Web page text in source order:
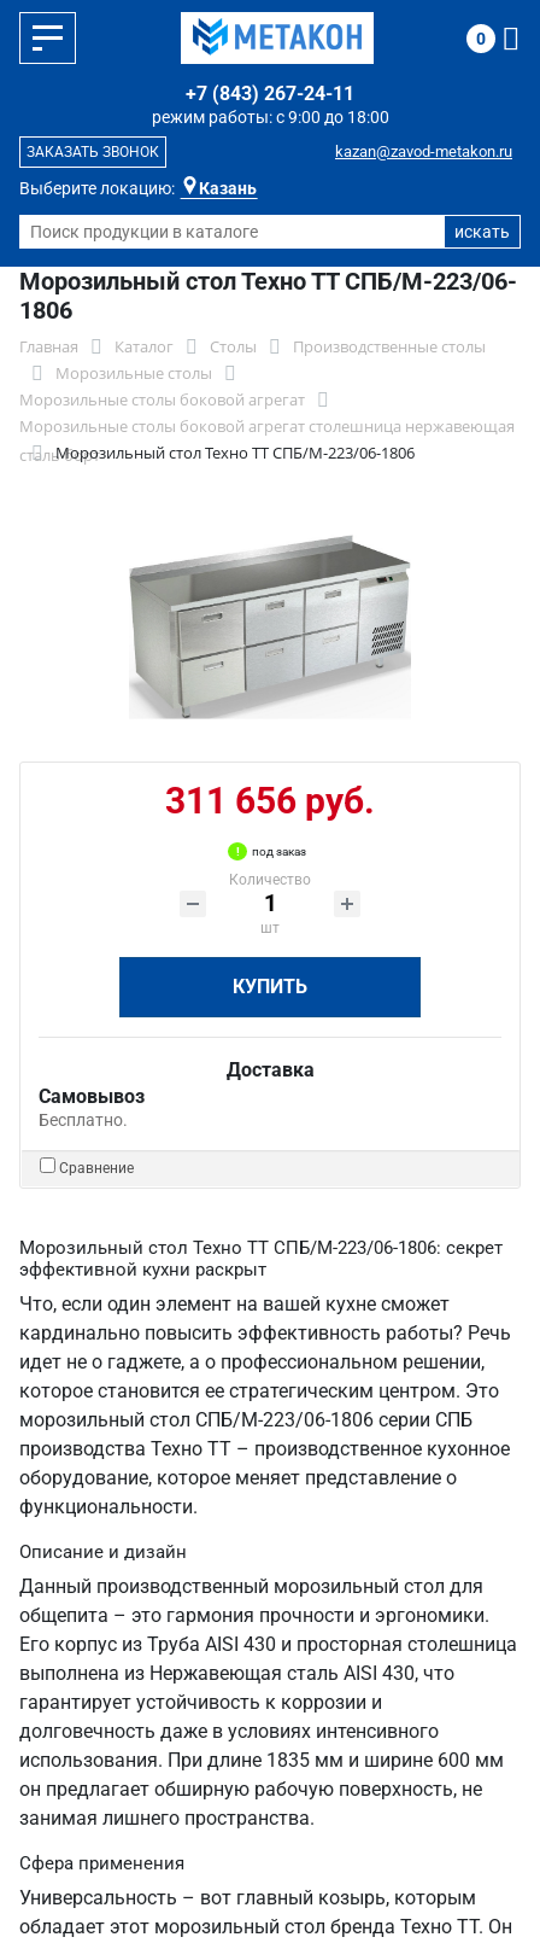
Выберите локацию: Казань
режим работы: с 9:00 до 18:00
+7 (843) 267-24-11
kazan@zavod-metakon.ru
ЗАКАЗАТЬ ЗВОНОК
0
Морозильный стол Техно ТТ СПБ/М-223/06-
1806
Главная Каталог Столы
Производственные столы
Морозильные столы
Морозильные столы боковой агрегат
Морозильные столы боковой агрегат столешница нержавеющая
сталь борт
Морозильный стол Техно ТТ СПБ/М-223/06-1806
311 656 руб.
под заказ
Количество
шт
КУПИТЬ
Доставка
Самовывоз
Бесплатно.
Сравнение
Морозильный стол Техно ТТ СПБ/М-223/06-1806: секрет
эффективной кухни раскрыт
Что, если один элемент на вашей кухне сможет
кардинально повысить эффективность работы? Речь
идет не о гаджете, а о профессиональном решении,
которое становится ее стратегическим центром. Это
морозильный стол СПБ/М-223/06-1806 серии СПБ
производства Техно ТТ – производственное кухонное
оборудование, которое меняет представление о
функциональности.
Описание и дизайн
Данный производственный морозильный стол для
общепита – это гармония прочности и эргономики.
Его корпус из Труба AISI 430 и просторная столешница
выполнена из Нержавеющая сталь AISI 430, что
гарантирует устойчивость к коррозии и
долговечность даже в условиях интенсивного
использования. При длине 1835 мм и ширине 600 мм
он предлагает обширную рабочую поверхность, не
занимая лишнего пространства.
Сфера применения
Универсальность – вот главный козырь, которым
обладает этот морозильный стол бренда Техно ТТ. Он